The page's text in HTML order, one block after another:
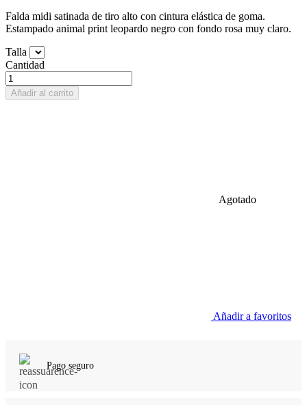
Falda midi satinada de tiro alto con cintura elástica de goma.
Estampado animal print leopardo negro con fondo rosa muy claro.
Talla
Cantidad
Añadir al carrito
Agotado
Añadir a favoritos
Pago seguro